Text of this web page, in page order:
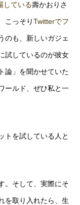
している壽かおりさ
こっそりTwitterでフ
のも、新しいガジェ
試しているのが彼女
論」を聞かせていた
ールド、ぜひ私と一
トを試している人と
。そして、実際にそ
を取り入れたら、生